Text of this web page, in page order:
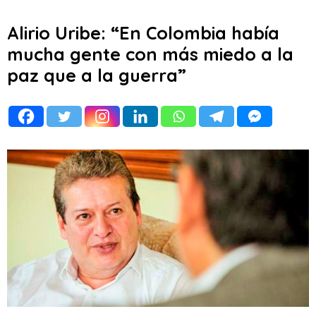
Alirio Uribe: “En Colombia había
mucha gente con más miedo a la
paz que a la guerra”